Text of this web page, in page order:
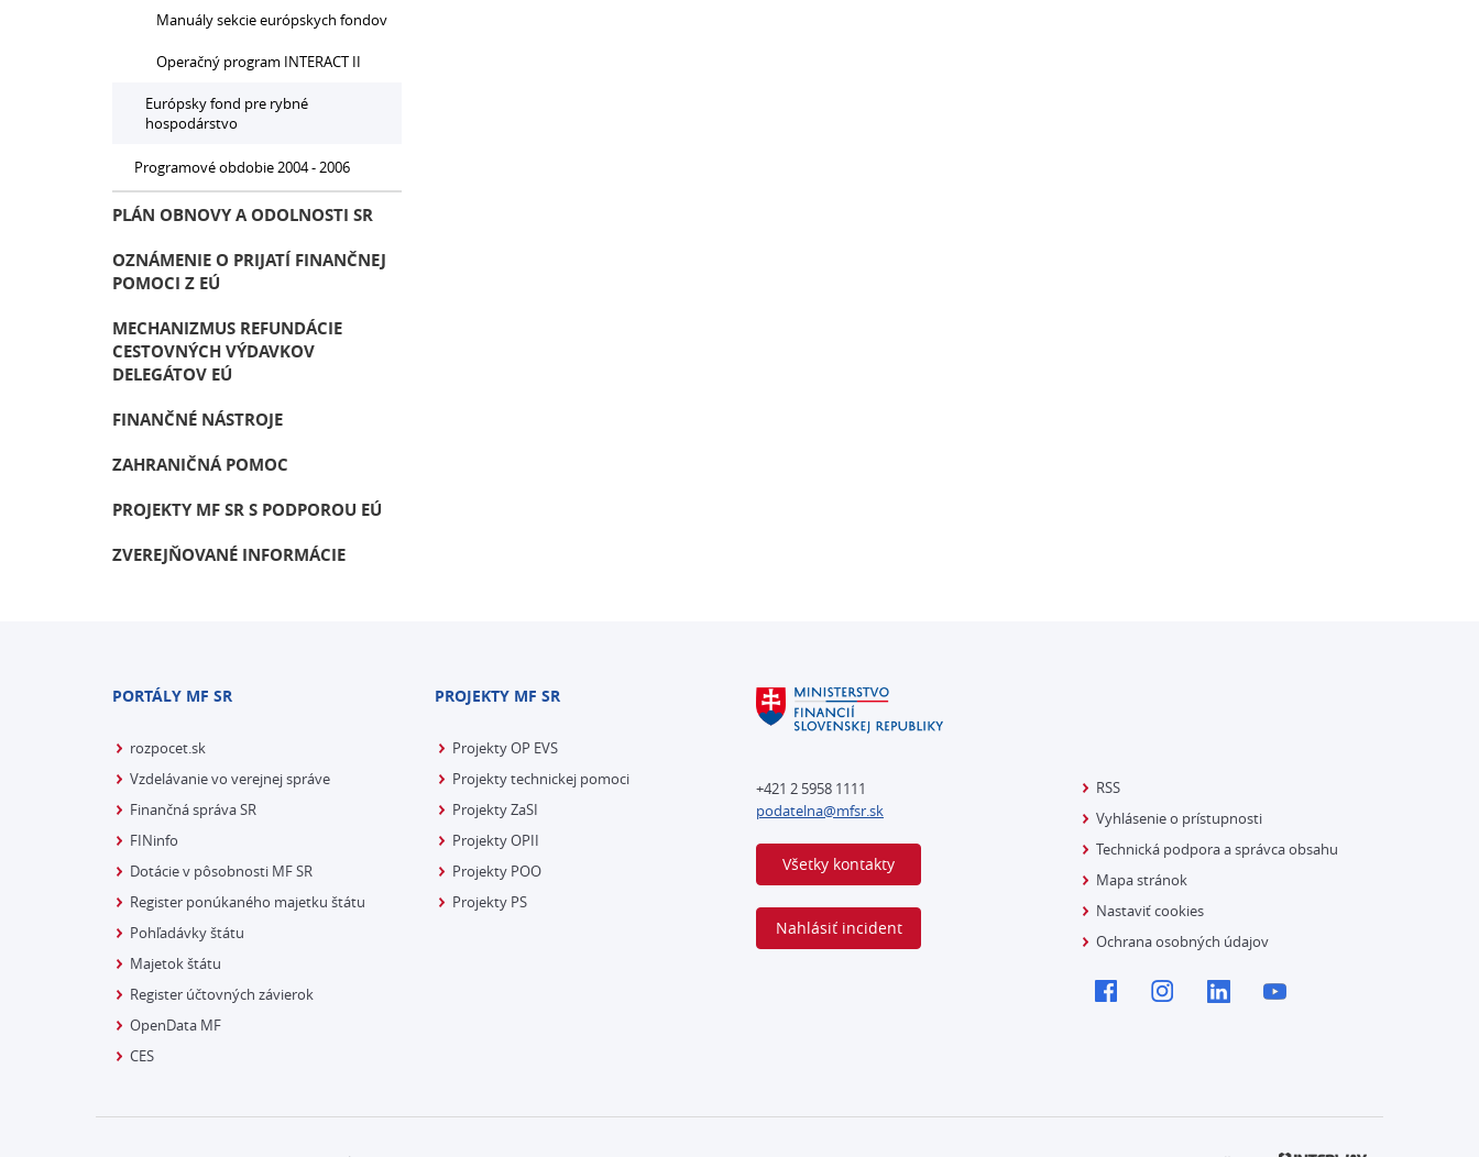
Manuály sekcie európskych fondov
Operačný program INTERACT II
Európsky fond pre rybné
hospodárstvo
Programové obdobie 2004 - 2006
PLÁN OBNOVY A ODOLNOSTI SR
OZNÁMENIE O PRIJATÍ FINANČNEJ
POMOCI Z EÚ
MECHANIZMUS REFUNDÁCIE
CESTOVNÝCH VÝDAVKOV
DELEGÁTOV EÚ
FINANČNÉ NÁSTROJE
ZAHRANIČNÁ POMOC
PROJEKTY MF SR S PODPOROU EÚ
ZVEREJŇOVANÉ INFORMÁCIE
PORTÁLY MF SR
rozpocet.sk
Vzdelávanie vo verejnej správe
Finančná správa SR
FINinfo
Dotácie v pôsobnosti MF SR
Register ponúkaného majetku štátu
Pohľadávky štátu
Majetok štátu
Register účtovných závierok
OpenData MF
CES
PROJEKTY MF SR
Projekty OP EVS
Projekty technickej pomoci
Projekty ZaSI
Projekty OPII
Projekty POO
Projekty PS
+421 2 5958 1111
podatelna@mfsr.sk
Všetky kontakty
Nahlásiť incident
RSS
Vyhlásenie o prístupnosti
Technická podpora a správca obsahu
Mapa stránok
Nastaviť cookies
Ochrana osobných údajov